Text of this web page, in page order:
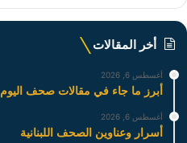
أخر المقالات
أغسطس 6, 2026
أبرز ما جاء في مقالات صحف اليوم
أغسطس 6, 2026
أسرار وعناوين الصحف اللبنانية